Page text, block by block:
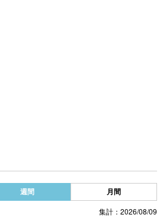
週間 月間
集計：2026/08/09